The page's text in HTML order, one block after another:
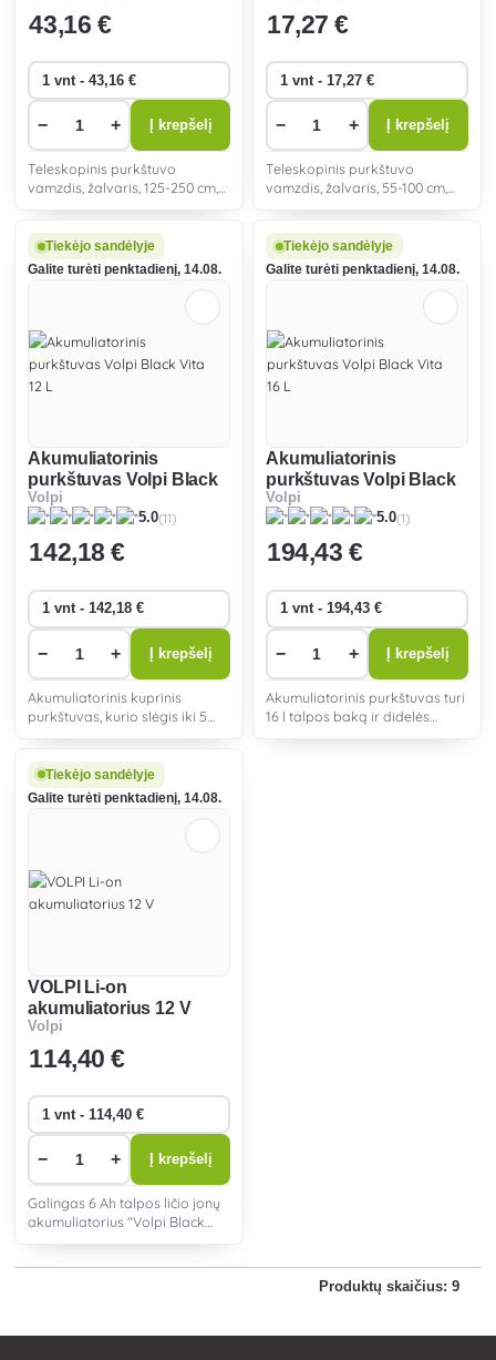
43,16 €
− + Į krepšelį
Teleskopinis purkštuvo
vamzdis, žalvaris, 125-250 cm,
ilgį.
17,27 €
− + Į krepšelį
Teleskopinis purkštuvo
vamzdis, žalvaris, 55-100 cm,
ilgį.
Tiekėjo sandėlyje
Galite turėti penktadienį, 14.08.
Akumuliatorinis
purkštuvas Volpi Black
Vita 12 L
Volpi
5.0(11)
142,18 €
− + Į krepšelį
Akumuliatorinis kuprinis
purkštuvas, kurio slėgis iki 5
šiltnamiams ir uždaroms
patalpoms. Juo galima
nepertraukiamai dirbti iki 4
Tiekėjo sandėlyje
Galite turėti penktadienį, 14.08.
Akumuliatorinis
purkštuvas Volpi Black
Vita 16 L
Volpi
5.0(1)
194,43 €
− + Į krepšelį
Akumuliatorinis purkštuvas turi
16 l talpos baką ir didelės
Tiekėjo sandėlyje
Galite turėti penktadienį, 14.08.
VOLPI Li-on
akumuliatorius 12 V
Volpi
114,40 €
− + Į krepšelį
Galingas 6 Ah talpos ličio jonų
akumuliatorius "Volpi Black
Produktų skaičius: 9